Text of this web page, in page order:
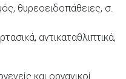
θυρεοειδοπάθειες, σ.
αντικαταθλιπτικά,
και οργανικοί